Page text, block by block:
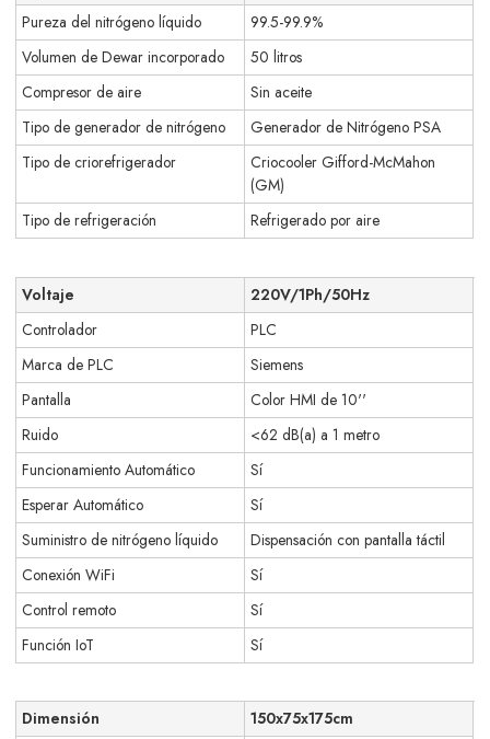
Pureza del nitrógeno líquido
99.5-99.9%
Volumen de Dewar incorporado
50 litros
Compresor de aire
Sin aceite
Tipo de generador de nitrógeno
Generador de Nitrógeno PSA
Tipo de criorefrigerador
Criocooler Gifford-McMahon
(GM)
Tipo de refrigeración
Refrigerado por aire
Voltaje
220V/1Ph/50Hz
Controlador
PLC
Marca de PLC
Siemens
Pantalla
Color HMI de 10''
Ruido
<62 dB(a) a 1 metro
Funcionamiento Automático
Sí
Esperar Automático
Sí
Suministro de nitrógeno líquido
Dispensación con pantalla táctil
Conexión WiFi
Sí
Control remoto
Sí
Función IoT
Sí
Dimensión 150x75x175cm